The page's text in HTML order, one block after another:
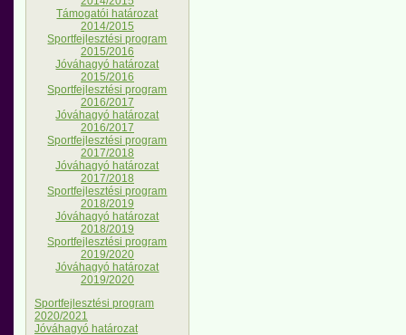
Támogatói határozat
2014/2015
Sportfejlesztési program
2015/2016
Jóváhagyó határozat
2015/2016
Sportfejlesztési program
2016/2017
Jóváhagyó határozat
2016/2017
Sportfejlesztési program
2017/2018
Jóváhagyó határozat
2017/2018
Sportfejlesztési program
2018/2019
Jóváhagyó határozat
2018/2019
Sportfejlesztési program
2019/2020
Jóváhagyó határozat
2019/2020
Sportfejlesztési program
2020/2021
Jóváhagyó határozat